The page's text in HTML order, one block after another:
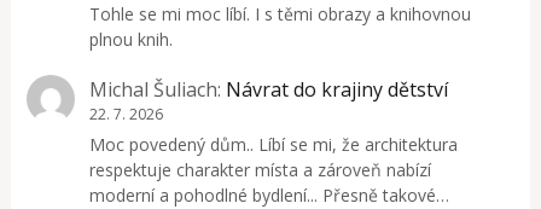
Tohle se mi moc líbí. I s těmi obrazy a knihovnou
plnou knih.
Michal Šuliach: Návrat do krajiny dětství
22. 7. 2026
Moc povedený dům.. Líbí se mi, že architektura
respektuje charakter místa a zároveň nabízí
moderní a pohodlné bydlení... Přesně takové…